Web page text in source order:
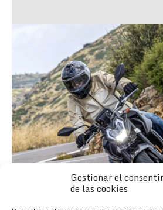
Gestionar el
de las cookies